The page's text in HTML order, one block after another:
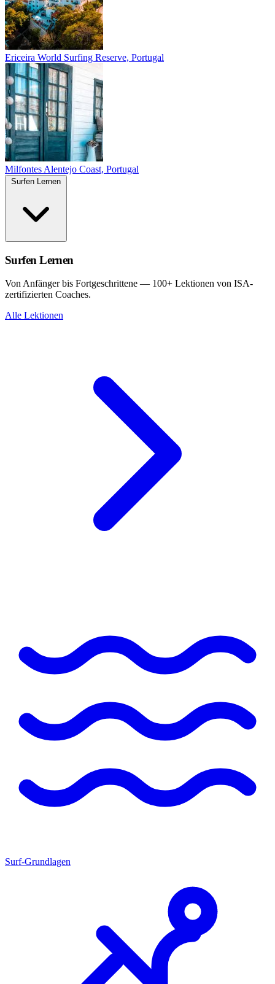
Ericeira World Surfing Reserve, Portugal
Milfontes Alentejo Coast, Portugal
Surfen Lernen
Von Anfänger bis Fortgeschrittene — 100+ Lektionen von ISA-
zertifizierten Coaches.
Alle Lektionen
Surf-Grundlagen